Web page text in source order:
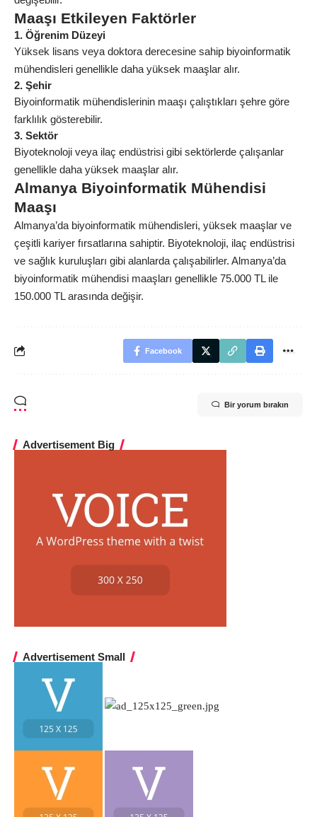
Maaşı Etkileyen Faktörler
1. Öğrenim Düzeyi
Yüksek lisans veya doktora derecesine sahip biyoinformatik
mühendisleri genellikle daha yüksek maaşlar alır.
2. Şehir
Biyoinformatik mühendislerinin maaşı çalıştıkları şehre göre
farklılık gösterebilir.
3. Sektör
Biyoteknoloji veya ilaç endüstrisi gibi sektörlerde çalışanlar
genellikle daha yüksek maaşlar alır.
Almanya Biyoinformatik Mühendisi
Maaşı
Almanya’da biyoinformatik mühendisleri, yüksek maaşlar ve
çeşitli kariyer fırsatlarına sahiptir. Biyoteknoloji, ilaç endüstrisi
ve sağlık kuruluşları gibi alanlarda çalışabilirler. Almanya’da
biyoinformatik mühendisi maaşları genellikle 75.000 TL ile
150.000 TL arasında değişir.
Facebook
Bir yorum bırakın
Advertisement Big
Advertisement Small